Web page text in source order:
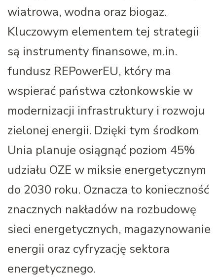
wiatrowa, wodna oraz biogaz.
Kluczowym elementem tej strategii
są instrumenty finansowe, m.in.
fundusz REPowerEU, który ma
wspierać państwa członkowskie w
modernizacji infrastruktury i rozwoju
zielonej energii. Dzięki tym środkom
Unia planuje osiągnąć poziom 45%
udziału OZE w miksie energetycznym
do 2030 roku. Oznacza to konieczność
znacznych nakładów na rozbudowę
sieci energetycznych, magazynowanie
energii oraz cyfryzację sektora
energetycznego.